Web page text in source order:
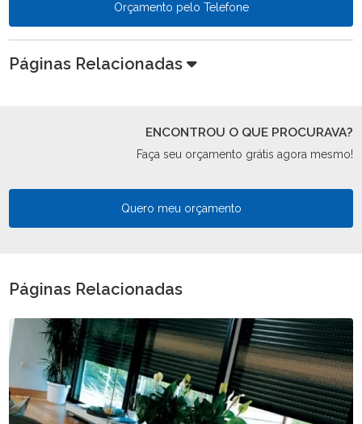
Orçamento pelo Telefone
Páginas Relacionadas
ENCONTROU O QUE PROCURAVA?
Faça seu orçamento grátis agora mesmo!
Quero meu orçamento
Páginas Relacionadas